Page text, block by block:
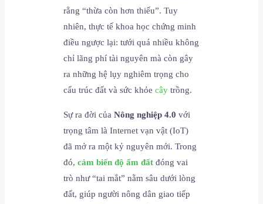
rằng “thừa còn hơn thiếu”. Tuy
nhiên, thực tế khoa học chứng minh
điều ngược lại: tưới quá nhiều không
chỉ lãng phí tài nguyên mà còn gây
ra những hệ lụy nghiêm trọng cho
cấu trúc đất và sức khỏecây trồng.
Sự ra đời củaNông nghiệp 4.0 với
trọng tâm là Internet vạn vật (IoT)
đã mở ra một kỷ nguyên mới. Trong
đó,cảm biến độ ẩm đất đóng vai
trò như “tai mắt” nằm sâu dưới lòng
đất, giúp người nông dân giao tiếp